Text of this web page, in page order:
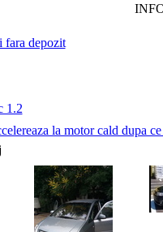
fara depozit
1.2
la motor cald dupa